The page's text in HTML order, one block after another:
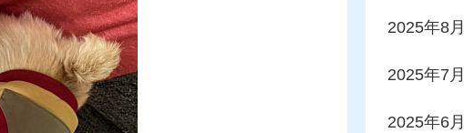
2025年8月
2025年7月
2025年6月